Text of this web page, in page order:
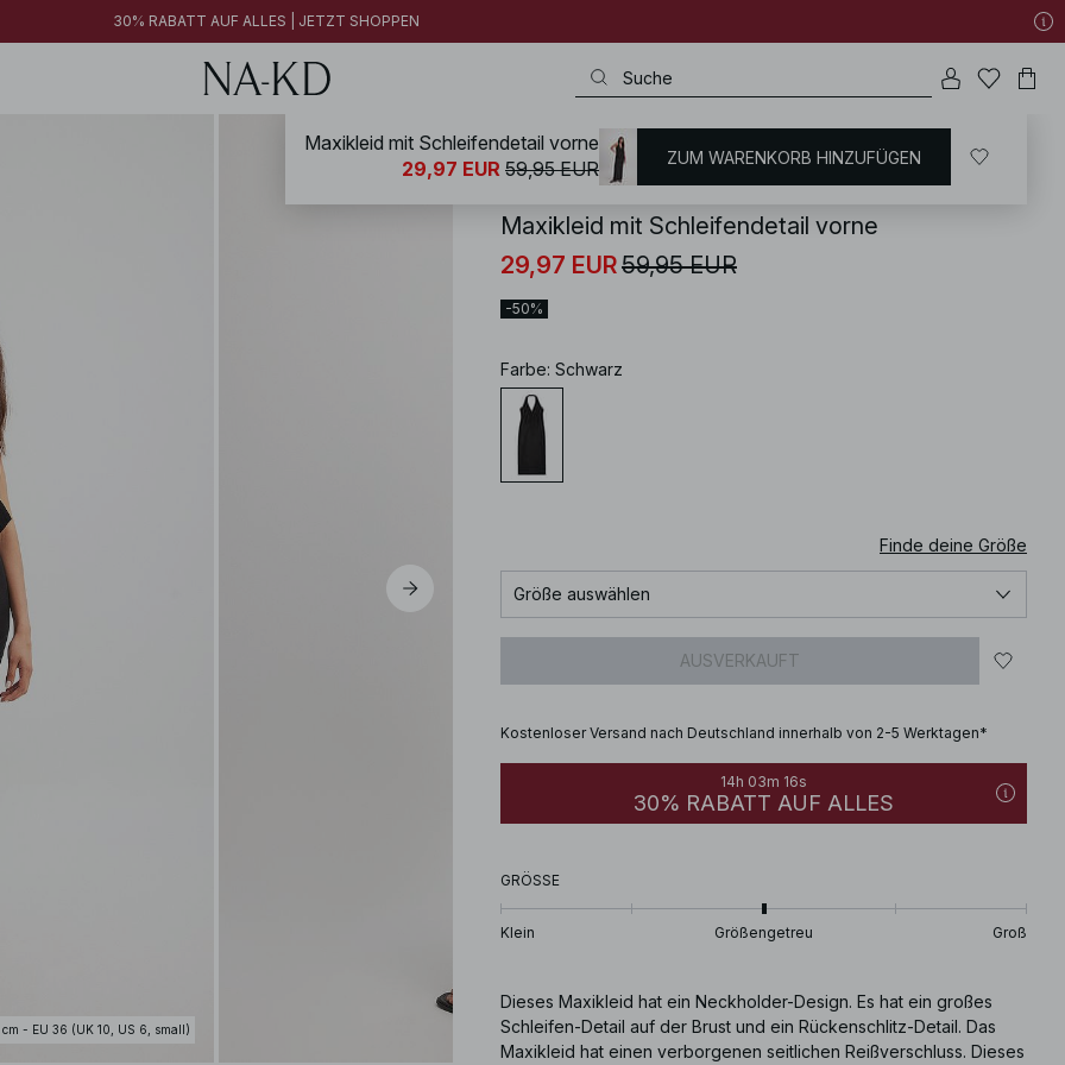
30% RABATT AUF ALLES | JETZT SHOPPEN
cm - EU 36 (UK 10, US 6, small)
NA-KD / Kleider Neckholder Kleid
Maxikleid mit Schleifendetail vorne
29,97 EUR59,95 EUR
-50%
Farbe: Schwarz
Finde deine Größe
Größe auswählen
AUSVERKAUFT
Kostenloser Versand nach Deutschland innerhalb von 2-5 Werktagen*
14h 03m 15s
30% RABATT AUF ALLES
GRÖSSE
Klein Größengetreu Groß
Dieses Maxikleid hat ein Neckholder-Design. Es hat ein großes
Schleifen-Detail auf der Brust und ein Rückenschlitz-Detail. Das
Maxikleid hat einen verborgenen seitlichen Reißverschluss. Dieses
Maxikleid mit Schleifendetail vorne
29,97 EUR 59,95 EUR ZUM WARENKORB HINZUFÜGEN